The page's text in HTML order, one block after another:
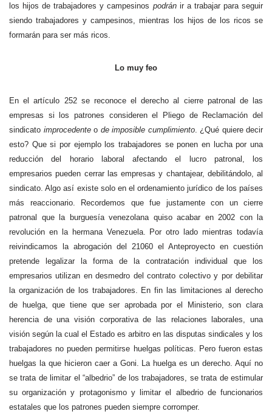
los hijos de trabajadores y campesinos podránir a trabajar para seguir
siendo trabajadores y campesinos, mientras los hijos de los ricos se
formarán para ser más ricos.
Lo muy feo
En el artículo 252 se reconoce el derecho al cierre patronal de las
empresas si los patrones consideren el Pliego de Reclamación del
sindicato improcedente o de imposible cumplimiento. ¿Qué quiere decir
esto? Que si por ejemplo los trabajadores se ponen en lucha por una
reducción del horario laboral afectando el lucro patronal, los
empresarios pueden cerrar las empresas y chantajear, debilitándolo, al
sindicato. Algo así existe solo en el ordenamiento jurídico de los países
más reaccionario. Recordemos que fue justamente con un cierre
patronal que la burguesía venezolana quiso acabar en 2002 con la
revolución en la hermana Venezuela. Por otro lado mientras todavía
reivindicamos la abrogación del 21060 el Anteproyecto en cuestión
pretende legalizar la forma de la contratación individual que los
empresarios utilizan en desmedro del contrato colectivo y por debilitar
la organización de los trabajadores. En fin las limitaciones al derecho
de huelga, que tiene que ser aprobada por el Ministerio, son clara
herencia de una visión corporativa de las relaciones laborales, una
visión según la cual el Estado es arbitro en las disputas sindicales y los
trabajadores no pueden permitirse huelgas políticas. Pero fueron estas
huelgas la que hicieron caer a Goni. La huelga es un derecho. Aquí no
se trata de limitar el “albedrio” de los trabajadores, se trata de estimular
su organización y protagonismo y limitar el albedrio de funcionarios
estatales que los patrones pueden siempre corromper.